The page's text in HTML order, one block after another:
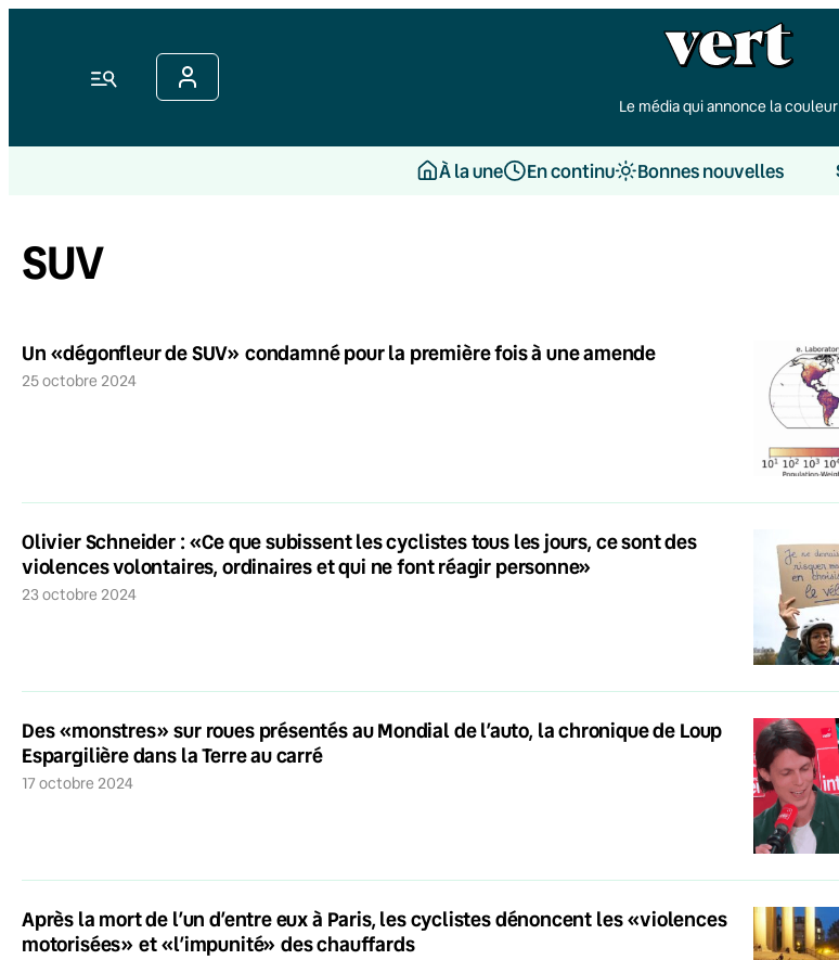
Menu
Le média qui annonce la couleur
À la une En continu Bonnes nouvelles
SUV
Un «dégonfleur de SUV» condamné pour la première fois à une amende
25 octobre 2024
Olivier Schneider : «Ce que subissent les cyclistes tous les jours, ce sont des
violences volontaires, ordinaires et qui ne font réagir personne»
23 octobre 2024
Des «monstres» sur roues présentés au Mondial de l’auto, la chronique de Loup
Espargilière dans la Terre au carré
17 octobre 2024
Après la mort de l’un d’entre eux à Paris, les cyclistes dénoncent les «violences
motorisées» et «l’impunité» des chauffards